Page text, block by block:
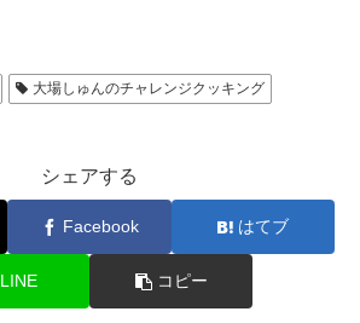
大場しゅんのチャレンジクッキング
シェアする
Facebook はてブ
LINE コピー